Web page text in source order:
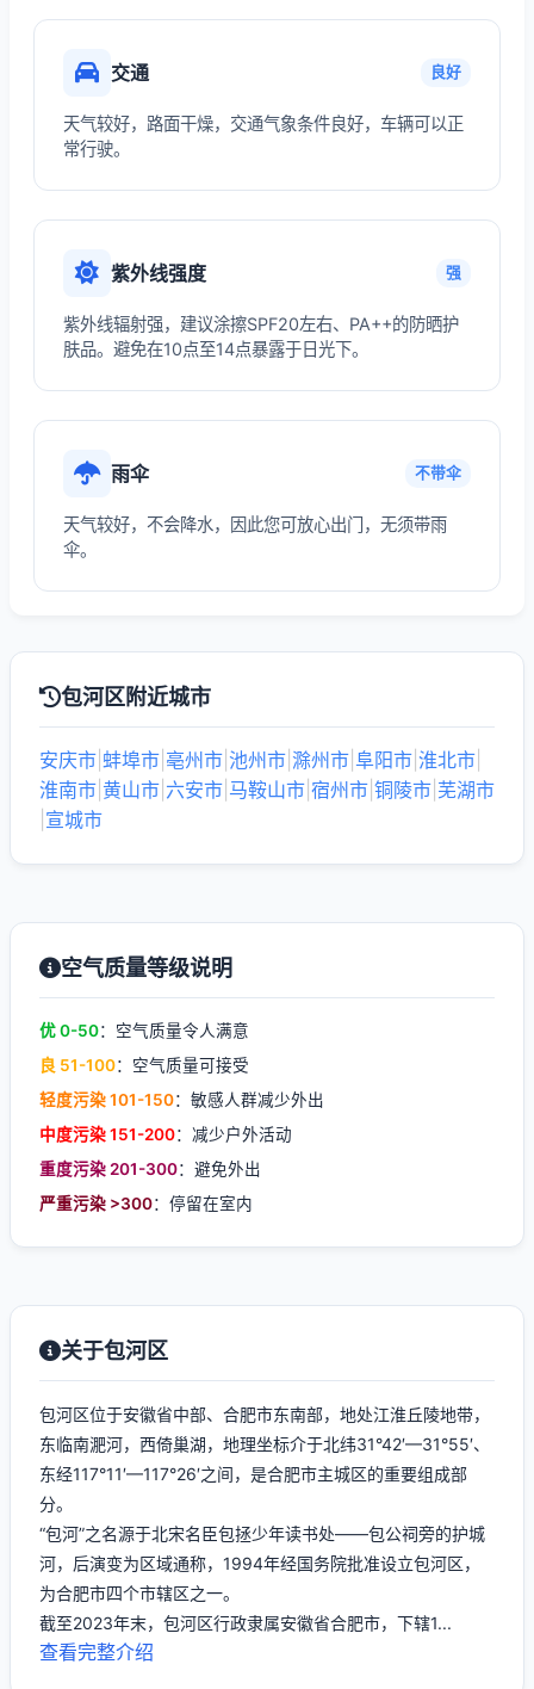
交通 良好
天气较好，路面干燥，交通气象条件良好，车辆可以正
常行驶。
紫外线强度 强
紫外线辐射强，建议涂擦SPF20左右、PA++的防晒护
肤品。避免在10点至14点暴露于日光下。
雨伞 不带伞
天气较好，不会降水，因此您可放心出门，无须带雨
伞。
包河区附近城市
安庆市 蚌埠市 亳州市 池州市 滁州市 阜阳市 淮北市
淮南市 黄山市 六安市 马鞍山市 宿州市 铜陵市 芜湖市
宣城市
空气质量等级说明
优 0-50：空气质量令人满意
良 51-100：空气质量可接受
轻度污染 101-150：敏感人群减少外出
中度污染 151-200：减少户外活动
重度污染 201-300：避免外出
严重污染 >300：停留在室内
关于包河区
包河区位于安徽省中部、合肥市东南部，地处江淮丘陵地带，
东临南淝河，西倚巢湖，地理坐标介于北纬31°42′—31°55′、
东经117°11′—117°26′之间，是合肥市主城区的重要组成部
分。
“包河”之名源于北宋名臣包拯少年读书处——包公祠旁的护城
河，后演变为区域通称，1994年经国务院批准设立包河区，
为合肥市四个市辖区之一。
截至2023年末，包河区行政隶属安徽省合肥市，下辖1...
查看完整介绍